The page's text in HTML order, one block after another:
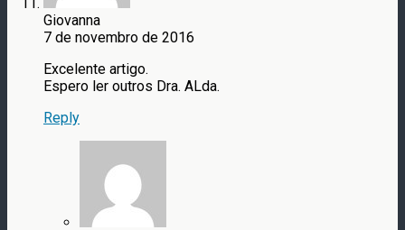
Giovanna
7 de novembro de 2016
Excelente artigo.
Espero ler outros Dra. ALda.
Reply